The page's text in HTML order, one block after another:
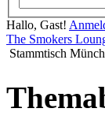
Hallo, Gast!
The Smokers
Stammtisch